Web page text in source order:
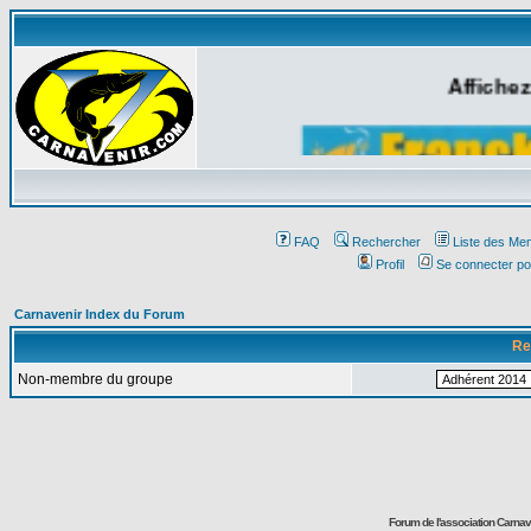
FAQ Rechercher
Liste des
Profil
Se connecter
Carnavenir Index du Forum
Non-membre du groupe
Forum de l'association